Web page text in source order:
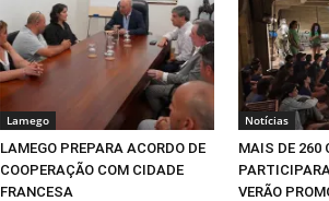
Lamego
LAMEGO PREPARA ACORDO DE
COOPERAÇÃO COM CIDADE
FRANCESA
Notícias
MAIS DE 260
VERÃO